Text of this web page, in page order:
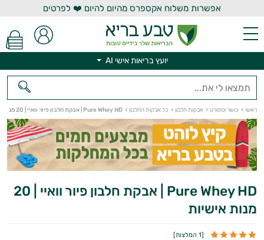
אפשרות משלוח אקספרס מהיום להיום ❤️ לפרטים
יועץ בריאות אישי AI
ראשי > כושר וספורט > אבקות חלבון > כל אבקות החלבון > Pure Whey HD | אבקת חלבון פיור וואיי | 20 מנות אישיות
Pure Whey HD | אבקת חלבון פיור וואיי | 20
מנות אישיות
[1 המלצות ]
יועץ בריאות אישי AI